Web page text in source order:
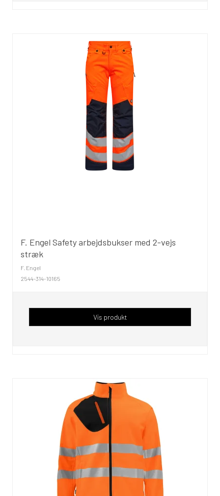
F. Engel Safety arbejdsbukser med 2-vejs
stræk
F. Engel
2544-314-10165
Vis produkt